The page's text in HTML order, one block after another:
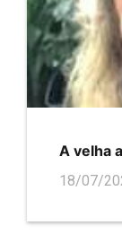
A velha
18/07/